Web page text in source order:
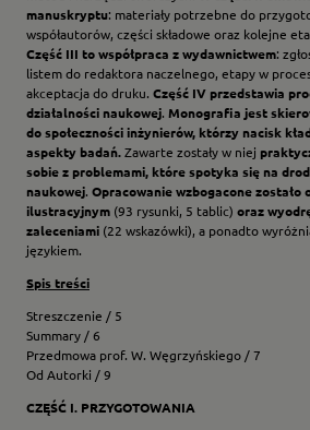
manuskryptu: materiały potrzebne do
współautorów, części składowe oraz kolejne
Część III to współpraca z wydawnictwem:
listem do redaktora naczelnego, etapy w
akceptacja do druku. Część IV przedstawia
działalności naukowej. Monografia jest
do społeczności inżynierów, którzy nacisk
aspekty badań.Zawarte zostały w niej
sobie z problemami, które spotyka się na
naukowej. Opracowanie wzbogacone zostało
ilustracyjnym (93 rysunki, 5 tablic) oraz
zaleceniami (22 wskazówki), a ponadto
językiem.
Spis treści
Streszczenie / 5
Summary / 6
Przedmowa prof. W. Węgrzyńskiego / 7
Od Autorki / 9
CZĘŚĆ I. PRZYGOTOWANIA